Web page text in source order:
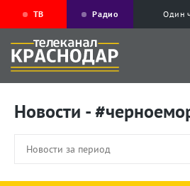
ТВ Радио Один
Новости -